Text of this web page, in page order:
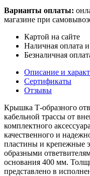
Варианты оплаты:
магазине при
Картой на сайте
Наличная оплата
Безналичная
Описание и
Сертификаты
Отзывы
Крышка Т-образного
кабельной трассы от
комплектного
качественного и
пластины и крепежные
образными
основания 400 мм.
представлено в